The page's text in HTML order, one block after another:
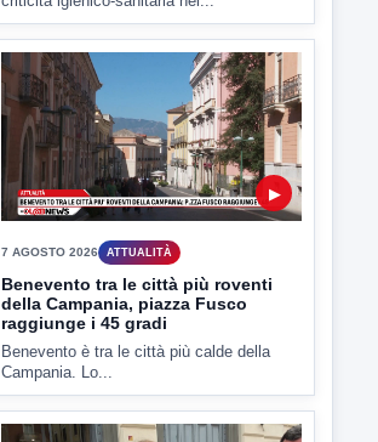
7 AGOSTO 2026 ATTUALITÀ
Benevento tra le città più roventi
della Campania, piazza Fusco
raggiunge i 45 gradi
Benevento è tra le città più calde della
Campania. Lo...
6 AGOSTO 2026 ATTUALITÀ
Miasmi, Comitati dal Prefetto: non
lasciateci soli